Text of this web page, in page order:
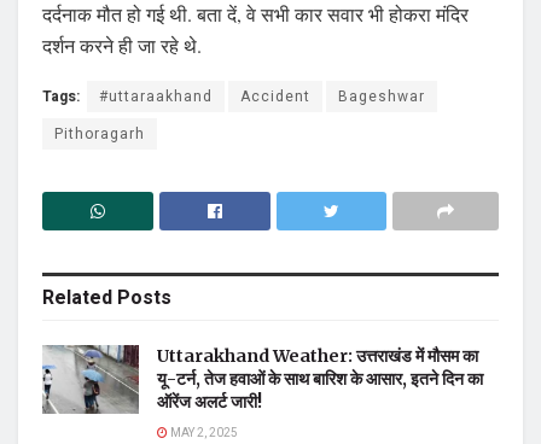
दर्दनाक मौत हो गई थी. बता दें, वे सभी कार सवार भी होकरा मंदिर
दर्शन करने ही जा रहे थे.
Tags: #uttaraakhand Accident
Bageshwar
Pithoragarh
Related Posts
Uttarakhand Weather: उत्तराखंड में मौसम का
यू-टर्न, तेज हवाओं के साथ बारिश के आसार, इतने दिन का
ऑरेंज अलर्ट जारी!
MAY 2, 2025